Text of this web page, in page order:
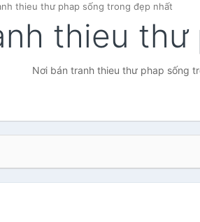
thieu thư phap sống trong đẹp nhất
thieu thư
Nơi bán tranh thieu thư phap sống